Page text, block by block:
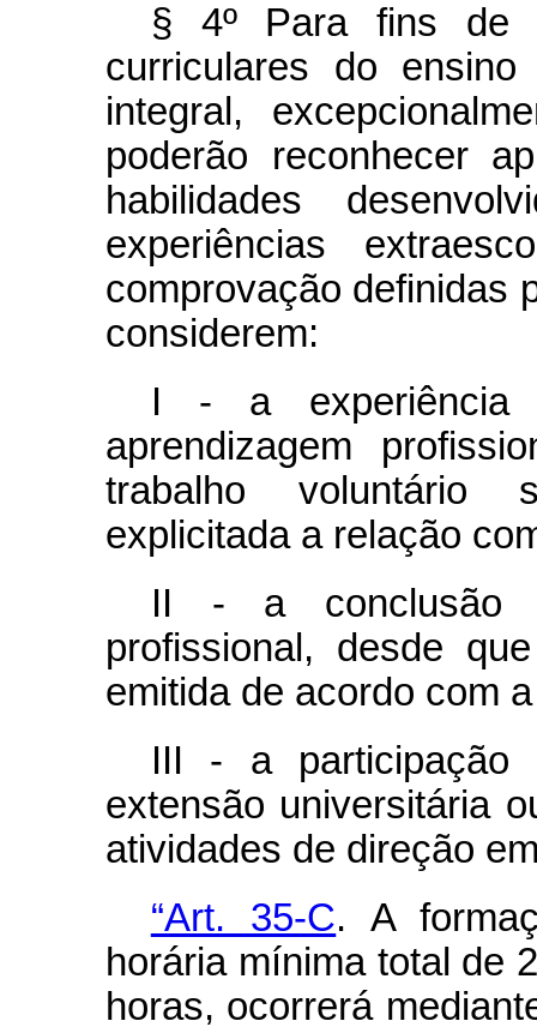
§ 4º Para fins de
curriculares do
integral,
poderão reconhecer
habilidades
experiências
comprovação definidas
considerem:
I - a experiência
aprendizagem
trabalho voluntário
explicitada a relação
II - a conclusão
profissional, desde
emitida de acordo com
III - a participação
extensão universitária
atividades de direção
“Art. 35-C. A
horária mínima total de
horas, ocorrerá